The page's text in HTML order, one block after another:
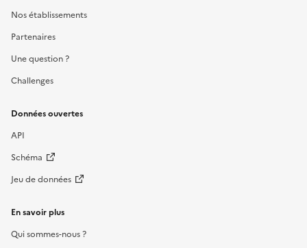
Nos établissements
Partenaires
Une question ?
Challenges
Données ouvertes
API
Schéma
Jeu de données
En savoir plus
Qui sommes-nous ?